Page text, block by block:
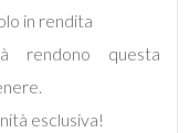
in rendita
rendono questa
esclusiva!